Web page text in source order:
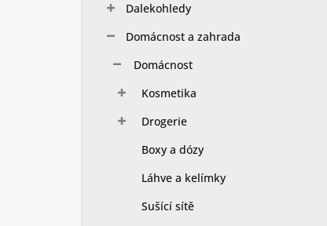
Dalekohledy
Domácnost a zahrada
Domácnost
Kosmetika
Drogerie
Boxy a dózy
Láhve a kelímky
Sušící sítě